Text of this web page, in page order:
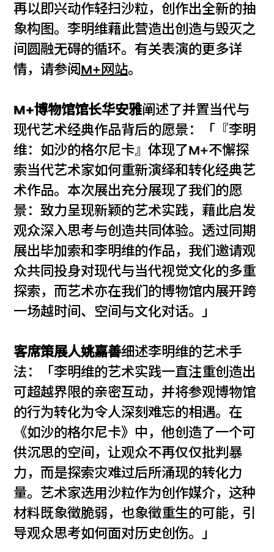
再以即兴动作轻扫沙粒，创作出全新的抽
象构图。李明维藉此营造出创造与毁灭之
间圆融无碍的循环。有关表演的更多详
情，请参阅M+网站。
M+博物馆馆长华安雅阐述了并置当代与
现代艺术经典作品背后的愿景：「『李明
维：如沙的格尔尼卡』体现了M+不懈探
索当代艺术家如何重新演绎和转化经典艺
术作品。本次展出充分展现了我们的愿
景：致力呈现新颖的艺术实践，藉此启发
观众深入思考与创造共同体验。透过同期
展出毕加索和李明维的作品，我们邀请观
众共同投身对现代与当代视觉文化的多重
探索，而艺术亦在我们的博物馆内展开跨
一场越时间、空间与文化对话。」
客席策展人姚嘉善细述李明维的艺术手
法：「李明维的艺术实践一直注重创造出
可超越界限的亲密互动，并将参观博物馆
的行为转化为令人深刻难忘的相遇。在
《如沙的格尔尼卡》中，他创造了一个可
供沉思的空间，让观众不再仅仅批判暴
力，而是探索灾难过后所涌现的转化力
量。艺术家选用沙粒作为创作媒介，这种
材料既象徵脆弱，也象徵重生的可能，引
导观众思考如何面对历史创伤。」